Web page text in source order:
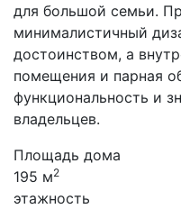
для большой семьи.
минималистичный
достоинством, а
помещения и парная
функциональность и
владельцев.
Площадь дома
195 м2
этажность